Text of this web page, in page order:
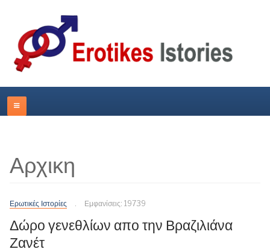
Αρχικη
Ερωτικές Ιστορίες Εμφανίσεις: 19739
Δώρο γενεθλίων απο την Βραζιλιάνα
Ζανέτ